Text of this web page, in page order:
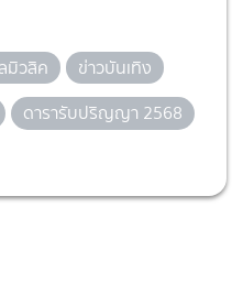
มิวสิค
ข่าวบันเทิง
ดารารับปริญญา 2568